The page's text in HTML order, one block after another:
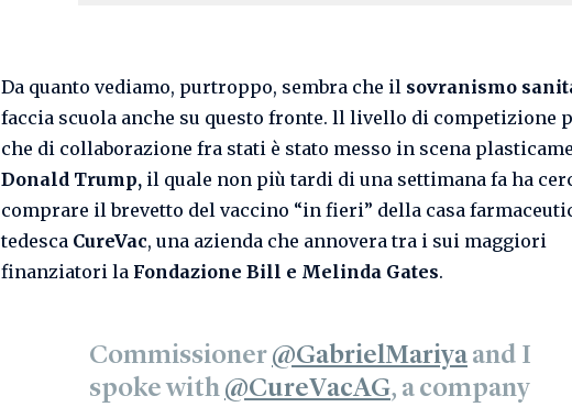
Da quanto vediamo, purtroppo, sembra che il sovranismo
faccia scuola anche su questo fronte. ll livello di competizione
che di collaborazione fra stati è stato messo in scena
Donald Trump, il quale non più tardi di una settimana fa ha
comprare il brevetto del vaccino “in fieri” della casa
tedesca CureVac, una azienda che annovera tra i sui maggiori
finanziatori la Fondazione Bill e Melinda Gates.
Commissioner @GabrielMariya and I
spoke with @CureVacAG, a company